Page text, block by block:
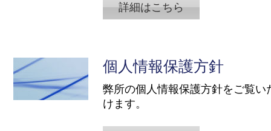
詳細はこちら
個人情報保護方針
弊所の個人情報保護方針をご覧い
けます。